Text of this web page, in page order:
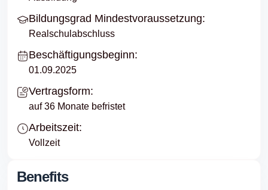
Bildungsgrad Mindestvoraussetzung:
Realschulabschluss
Beschäftigungsbeginn:
01.09.2025
Vertragsform:
auf 36 Monate befristet
Arbeitszeit:
Vollzeit
Benefits